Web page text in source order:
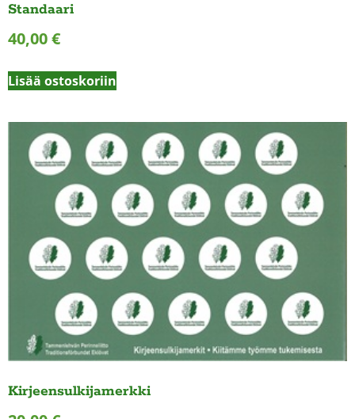
Standaari
40,00€
Lisää ostoskoriin
Kirjeensulkijamerkki